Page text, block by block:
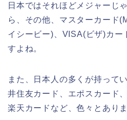
日本ではそれほどメジャーじ
ら、その他、マスターカード
イシービー)、VISA(ビザ)カー
すよね。
また、日本人の多くが持って
井住友カード、エポスカード
楽天カードなど、色々とあり